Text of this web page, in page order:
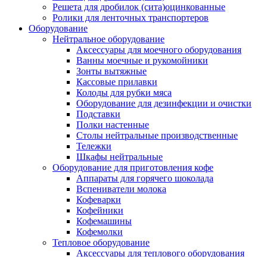
Решета для дробилок (сита)оцинкованные
Ролики для ленточных транспортеров
Оборудование
Нейтральное оборудование
Аксессуары для моечного оборудования
Ванны моечные и рукомойники
Зонты вытяжные
Кассовые прилавки
Колоды для рубки мяса
Оборудование для дезинфекции и очистки
Подставки
Полки настенные
Столы нейтральные производственные
Тележки
Шкафы нейтральные
Оборудование для приготовления кофе
Аппараты для горячего шоколада
Вспениватели молока
Кофеварки
Кофейники
Кофемашины
Кофемолки
Тепловое оборудование
Аксессуары для теплового оборудования